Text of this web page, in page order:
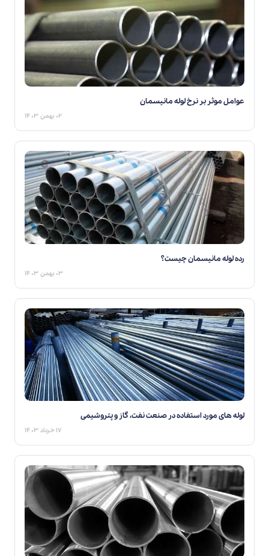
عوامل موثر بر نرخ لوله مانیسمان
۰۲ بهمن ۱۴۰۳
رده لوله مانیسمان چیست؟
۰۳ بهمن ۱۴۰۳
لوله های مورد استفاده در صنعت نفت، گاز و پتروشیمی
۱۷ خرداد ۱۴۰۳